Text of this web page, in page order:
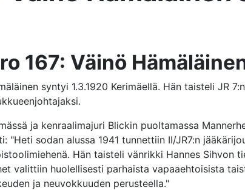
167: Väinö
syntyi 1.3.1920 Kerimäellä. Hän taisteli JR
ja kenraalimajuri Blickin puoltamassa
"Heti sodan alussa 1941 tunnettiin II/JR7:n
Hän taisteli vänrikki Hannes Sihvon
valittiin huolellisesti parhaista vapaaehtoisista
ja neuvokkuuden perusteella."